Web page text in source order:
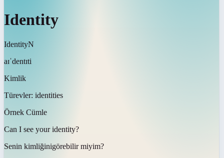
Identity
IdentityN
aɪˈdentɪti
Kimlik
Türevler: identities
Örnek Cümle
Can I see your identity?
Senin kimliğinigörebilir miyim?